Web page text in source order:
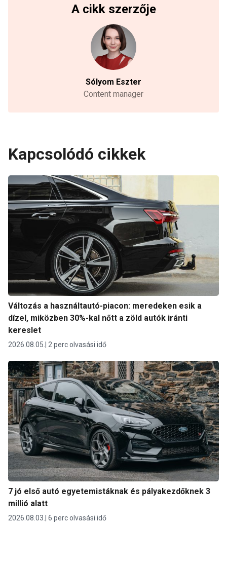
A cikk szerzője
Sólyom Eszter
Content manager
Kapcsolódó cikkek
Változás a használtautó-piacon: meredeken esik a
dízel, miközben 30%-kal nőtt a zöld autók iránti
kereslet
2026.08.05. 2 perc olvasási idő
7 jó első autó egyetemistáknak és pályakezdőknek 3
millió alatt
2026.08.03. 6 perc olvasási idő